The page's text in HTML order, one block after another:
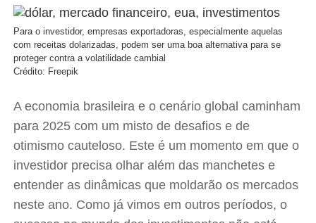
Para o investidor, empresas exportadoras, especialmente aquelas
com receitas dolarizadas, podem ser uma boa alternativa para se
proteger contra a volatilidade cambial
Crédito: Freepik
A economia brasileira e o cenário global caminham
para 2025 com um misto de desafios e de
otimismo cauteloso. Este é um momento em que o
investidor precisa olhar além das manchetes e
entender as dinâmicas que moldarão os mercados
neste ano. Como já vimos em outros períodos, o